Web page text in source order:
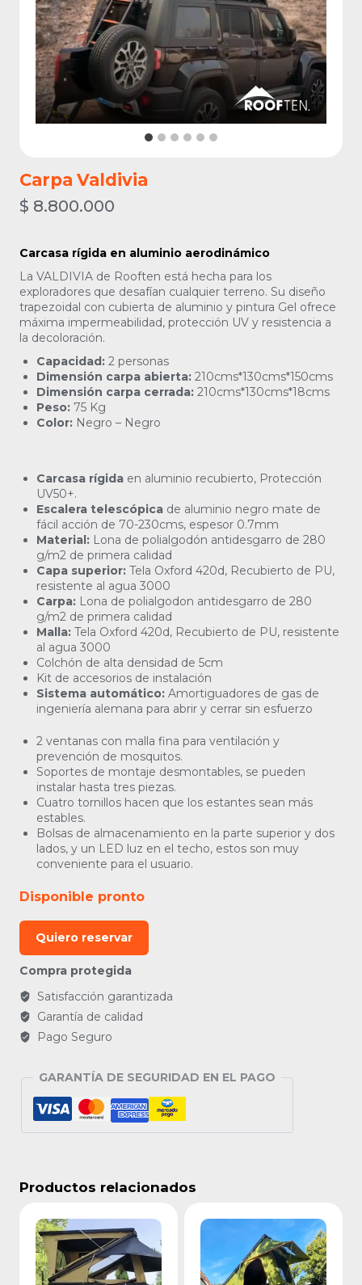
Carpa Valdivia
$ 8.800.000
Carcasa rígida en aluminio aerodinámico
La VALDIVIA de Rooften está hecha para los
exploradores que desafían cualquier terreno. Su diseño
trapezoidal con cubierta de aluminio y pintura Gel ofrece
máxima impermeabilidad, protección UV y resistencia a
la decoloración.
Capacidad: 2 personas
Dimensión carpa abierta: 210cms*130cms*150cms
Dimensión carpa cerrada: 210cms*130cms*18cms
Peso: 75 Kg
Color: Negro – Negro
Carcasa rígida en aluminio recubierto, Protección
UV50+.
Escalera telescópica de aluminio negro mate de
fácil acción de 70-230cms, espesor 0.7mm
Material: Lona de polialgodón antidesgarro de 280
g/m2 de primera calidad
Capa superior: Tela Oxford 420d, Recubierto de PU,
resistente al agua 3000
Carpa: Lona de polialgodon antidesgarro de 280
g/m2 de primera calidad
Malla: Tela Oxford 420d, Recubierto de PU, resistente
al agua 3000
Colchón de alta densidad de 5cm
Kit de accesorios de instalación
Sistema automático: Amortiguadores de gas de
ingeniería alemana para abrir y cerrar sin esfuerzo
2 ventanas con malla fina para ventilación y
prevención de mosquitos.
Soportes de montaje desmontables, se pueden
instalar hasta tres piezas.
Cuatro tornillos hacen que los estantes sean más
estables.
Bolsas de almacenamiento en la parte superior y dos
lados, y un LED luz en el techo, estos son muy
conveniente para el usuario.
Disponible pronto
Quiero reservar
Compra protegida
Satisfacción garantizada
Garantía de calidad
Pago Seguro
GARANTÍA DE SEGURIDAD EN EL PAGO
Productos relacionados